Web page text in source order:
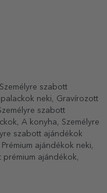
Személyre szabott
neki, Gravírozott
szabott
, A konyha, Személyre
szabott ajándékok
Prémium ajándékok neki,
prémium ajándékok,